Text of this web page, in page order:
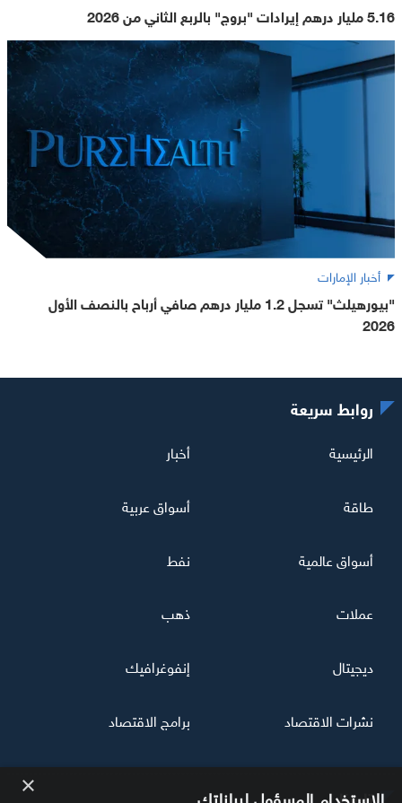
5.16 مليار درهم إيرادات "بروج" بالربع الثاني من 2026
أخبار الإمارات
"بيورهيلث" تسجل 1.2 مليار درهم صافي أرباح بالنصف الأول
2026
تابعنا
روابط سريعة
الرئيسية أخبار
طاقة أسواق عربية
أسواق عالمية نفط
عملات ذهب
ديجيتال إنفوغرافيك
نشرات الاقتصاد برامج الاقتصاد
×